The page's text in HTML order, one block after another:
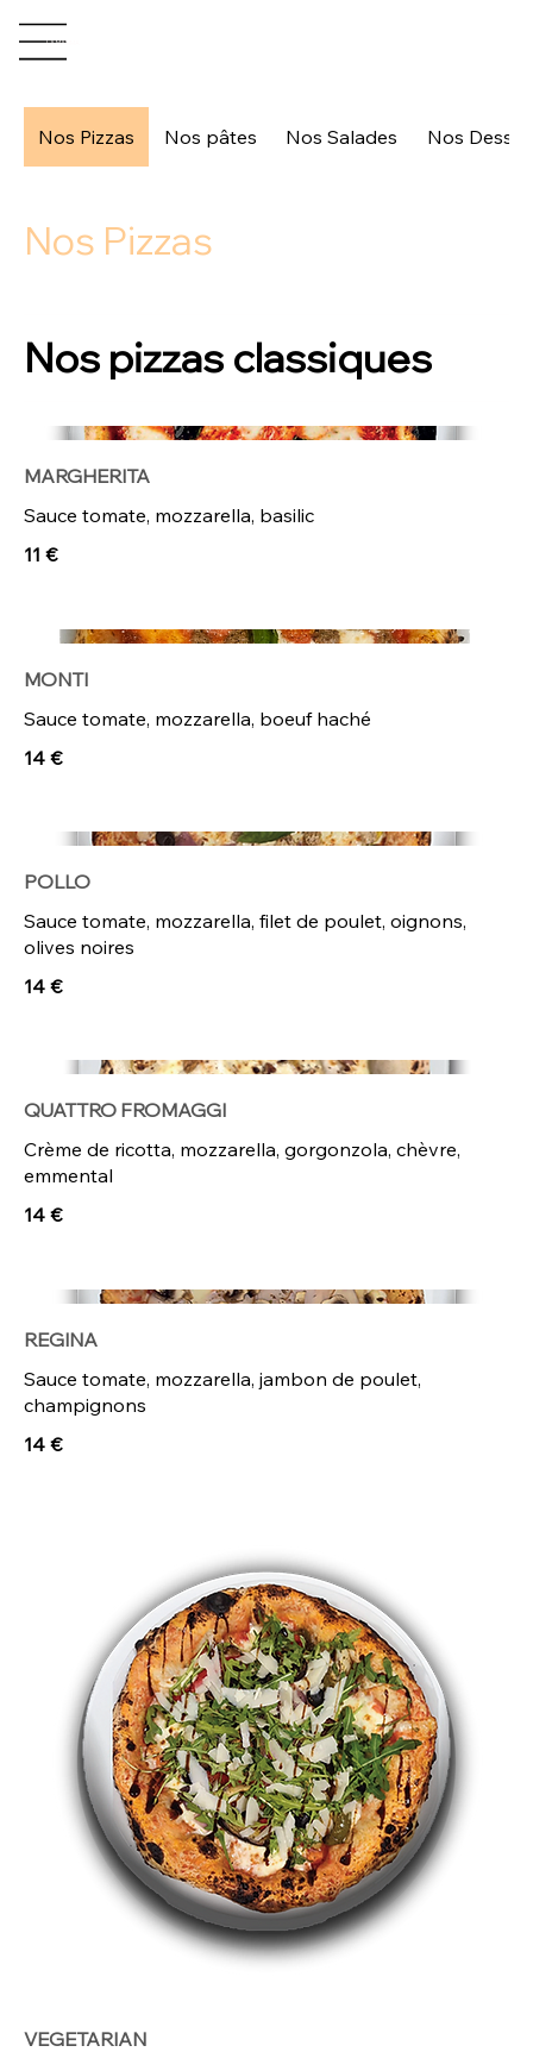
LA MAMMA
Nos Pizzas Nos pâtes Nos Salades Nos
Nos Pizzas
Nos pizzas classiques
MARGHERITA
Sauce tomate, mozzarella, basilic
11 €
MONTI
Sauce tomate, mozzarella, boeuf haché
14 €
POLLO
Sauce tomate, mozzarella, filet de poulet, oignons,
olives noires
14 €
QUATTRO FROMAGGI
Crème de ricotta, mozzarella, gorgonzola, chèvre,
emmental
14 €
REGINA
Sauce tomate, mozzarella, jambon de poulet,
champignons
14 €
VEGETARIAN